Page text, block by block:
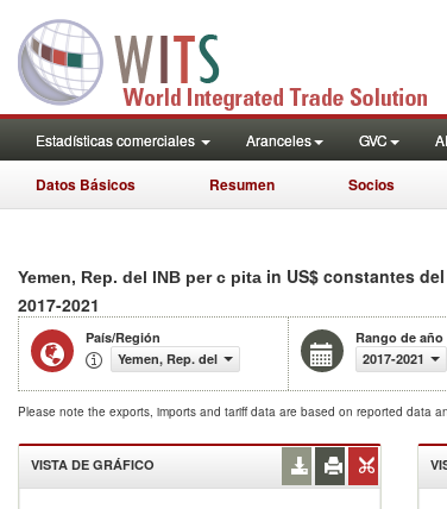
Estadísticas comerciales Aranceles GVC
Datos Básicos Resumen Socios
Yemen, Rep. del INB per c pita in US$ constantes
2017-2021
País/Región
Yemen, Rep. del
Rango de año
2017-2021
Please note the exports, imports and tariff data are based on reported data
VISTA DE GRÁFICO